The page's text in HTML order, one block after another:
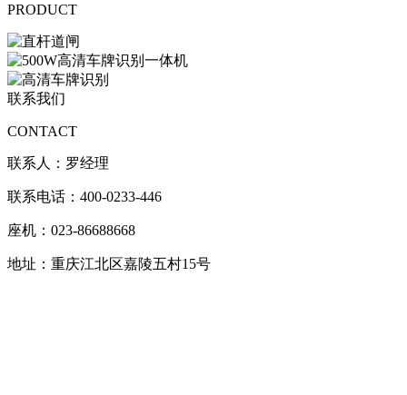
PRODUCT
联系我们
CONTACT
联系人：罗经理
联系电话：400-0233-446
座机：023-86688668
地址：重庆江北区嘉陵五村15号